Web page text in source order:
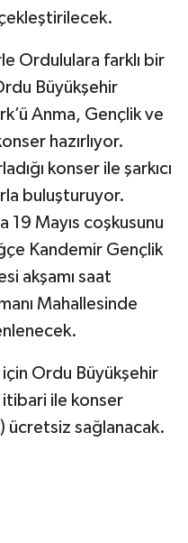
Ordululara farklı bir
Büyükşehir
Anma, Gençlik ve
hazırlıyor.
konser ile şarkıcı
buluşturuyor.
19 Mayıs coşkusunu
Kandemir Gençlik
akşamı saat
Mahallesinde
Ordu Büyükşehir
ile konser
ücretsiz sağlanacak.